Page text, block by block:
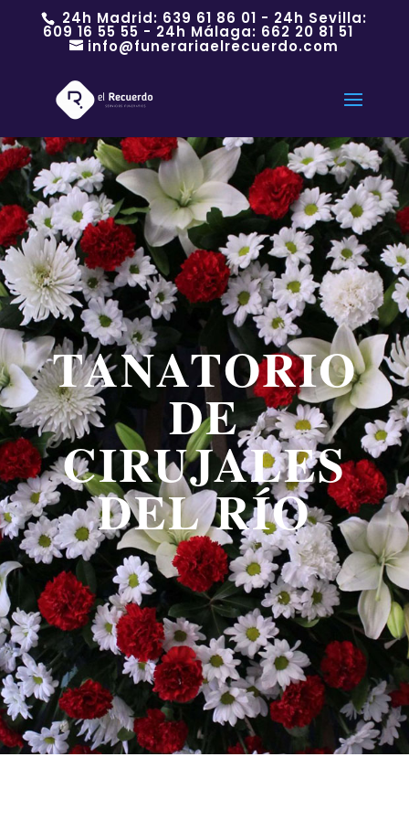
24h Madrid: 639 61 86 01 - 24h Sevilla:
609 16 55 55 - 24h Málaga: 662 20 81 51
info@funerariaelrecuerdo.com
TANATORIO
DE
CIRUJALES
DEL RÍO